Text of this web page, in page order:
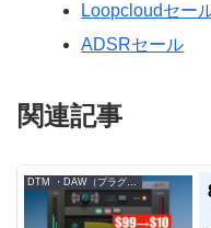
Loopcloudセー
ADSRセール
関連記事